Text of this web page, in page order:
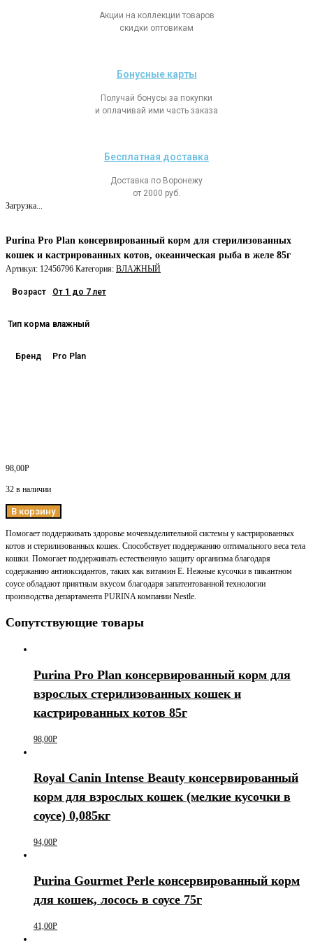
Акции на коллекции товаров
скидки оптовикам
Бонусные карты
Получай бонусы за покупки
и оплачивай ими часть заказа
Бесплатная доставка
Доставка по Воронежу
от 2000 руб.
Загрузка...
Purina Pro Plan консервированный корм для стерилизованных
кошек и кастрированных котов, океаническая рыба в желе 85г
Артикул: 12456796 Категория: ВЛАЖНЫЙ
Возраст От 1 до 7 лет
Тип корма влажный
Бренд Pro Plan
98,00Р
32 в наличии
В корзину
Помогает поддерживать здоровье мочевыделительной системы у кастрированных
котов и стерилизованных кошек. Способствует поддержанию оптимального веса тела
кошки. Помогает поддерживать естественную защиту организма благодаря
содержанию антиоксидантов, таких как витамин Е. Нежные кусочки в пикантном
соусе обладают приятным вкусом благодаря запатентованной технологии
производства департамента PURINA компании Nestle.
Сопутствующие товары
Purina Pro Plan консервированный корм для
взрослых стерилизованных кошек и
кастрированных котов 85г
98,00Р
Royal Canin Intense Beauty консервированный
корм для взрослых кошек (мелкие кусочки в
соусе) 0,085кг
94,00Р
Purina Gourmet Perle консервированный корм
для кошек, лосось в соусе 75г
41,00Р